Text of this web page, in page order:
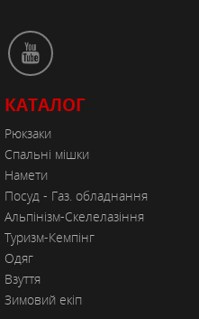
КАТАЛОГ
Рюкзаки
Спальні мішки
Намети
Посуд - Газ. обладнання
Альпінізм-Скелелазіння
Туризм-Кемпінг
Одяг
Взуття
Зимовий екіп